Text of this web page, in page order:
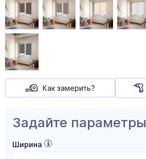
Как замерить?
Задайте параметры
Ширина